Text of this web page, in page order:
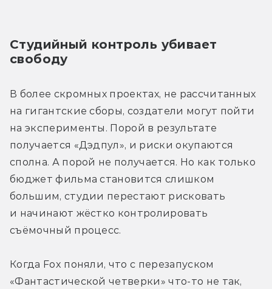
Студийный контроль убивает
свободу
В более скромных проектах, не рассчитанных
на гигантские сборы, создатели могут пойти
на эксперименты. Порой в результате
получается «Дэдпул», и риски окупаются
сполна. А порой не получается. Но как только
бюджет фильма становится слишком
большим, студии перестают рисковать
и начинают жёстко контролировать
съёмочный процесс.
Когда Fox поняли, что с перезапуском
«Фантастической четверки» что-то не так,